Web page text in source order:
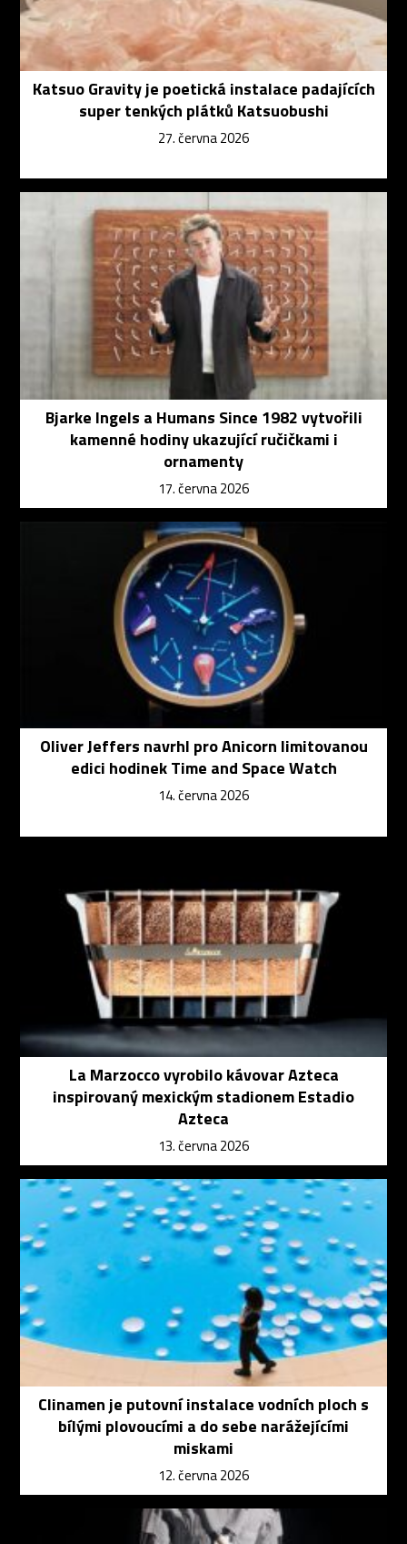
Katsuo Gravity je poetická instalace padajících
super tenkých plátků Katsuobushi
27. června 2026
Bjarke Ingels a Humans Since 1982 vytvořili
kamenné hodiny ukazující ručičkami i
ornamenty
17. června 2026
Oliver Jeffers navrhl pro Anicorn limitovanou
edici hodinek Time and Space Watch
14. června 2026
La Marzocco vyrobilo kávovar Azteca
inspirovaný mexickým stadionem Estadio
Azteca
13. června 2026
Clinamen je putovní instalace vodních ploch s
bílými plovoucími a do sebe narážejícími
miskami
12. června 2026